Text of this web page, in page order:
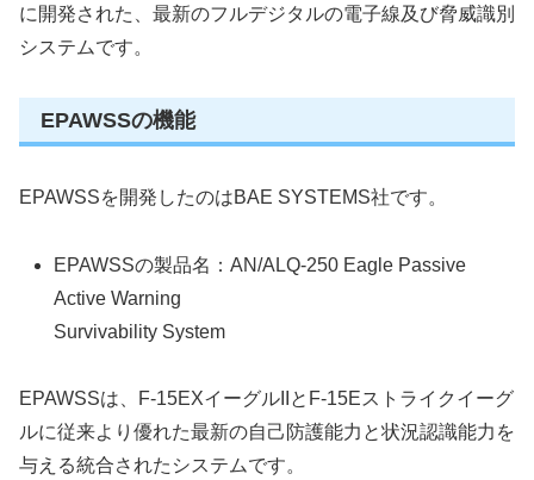
に開発された、最新のフルデジタルの電子線及び脅威識別
システムです。
EPAWSSの機能
EPAWSSを開発したのはBAE SYSTEMS社です。
EPAWSSの製品名：AN/ALQ-250 Eagle Passive
Active Warning
Survivability System
EPAWSSは、F-15EXイーグルIIとF-15Eストライクイーグ
ルに従来より優れた最新の自己防護能力と状況認識能力を
与える統合されたシステムです。